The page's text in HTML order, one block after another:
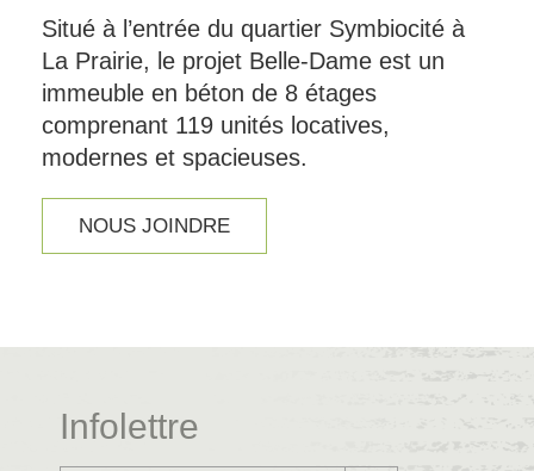
Situé à l’entrée du quartier Symbiocité à
La Prairie, le projet Belle-Dame est un
immeuble en béton de 8 étages
comprenant 119 unités locatives,
modernes et spacieuses.
NOUS JOINDRE
Infolettre